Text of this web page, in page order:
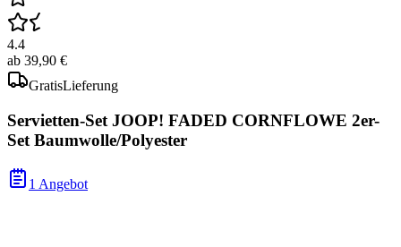
4.4
ab 39,90 €
GratisLieferung
Servietten-Set JOOP! FADED CORNFLOWE 2er-
Set Baumwolle/Polyester
1 Angebot